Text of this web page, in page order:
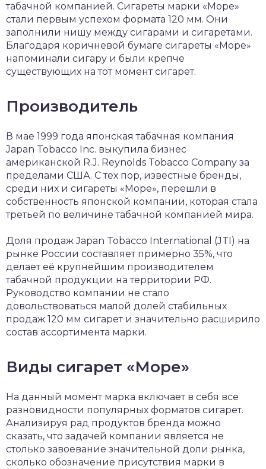
табачной компанией. Сигареты марки «Море»
стали первым успехом формата 120 мм. Они
заполнили нишу между сигарами и сигаретами.
Благодаря коричневой бумаге сигареты «Море»
напоминали сигару и были крепче
существующих на тот момент сигарет.
Производитель
В мае 1999 года японская табачная компания
Japan Tobacco Inc. выкупила бизнес
американской R.J. Reynolds Tobacco Company за
пределами США. С тех пор, известные бренды,
среди них и сигареты «Море», перешли в
собственность японской компании, которая стала
третьей по величине табачной компанией мира.
Доля продаж Japan Tobacco International (JTI) на
рынке России составляет примерно 35%, что
делает её крупнейшим производителем
табачной продукции на территории РФ.
Руководство компании не стало
довольствоваться малой долей стабильных
продаж 120 мм сигарет и значительно расширило
состав ассортимента марки.
Виды сигарет «Море»
На данный момент марка включает в себя все
разновидности популярных форматов сигарет.
Анализируя рад продуктов бренда можно
сказать, что задачей компании является не
столько завоевание значительной доли рынка,
сколько обозначение присутствия марки в